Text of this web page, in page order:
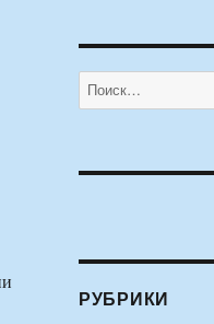
Искать:
РУБРИКИ